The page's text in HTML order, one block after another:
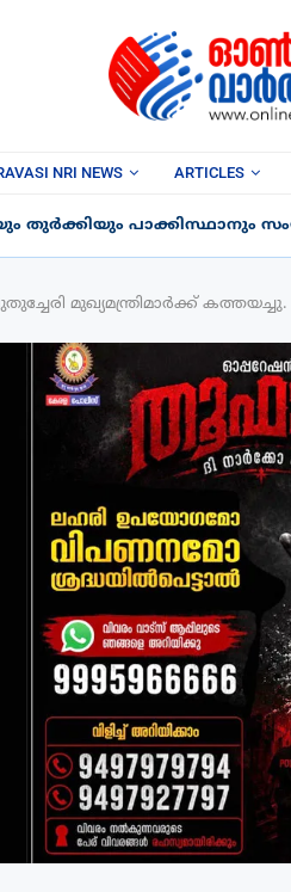
NRI NEWS ARTICLES
തുർക്കിയും പാക്കിസ്ഥാനും
മുഖ്യമന്ത്രിമാർക്ക് കത്തയച്ചു.